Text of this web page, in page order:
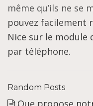
même qu’ils ne se
pouvez facilement
Nice sur le module
par téléphone.
Random Posts
Que propose